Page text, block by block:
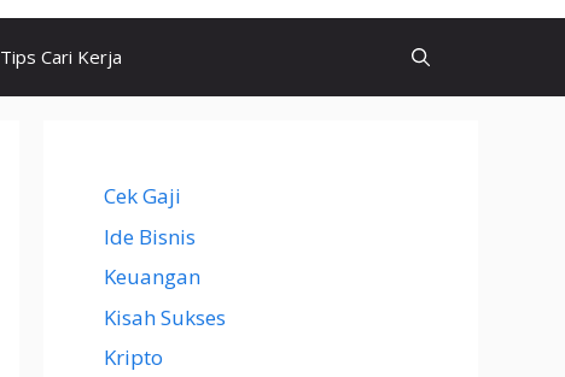
Tips Cari Kerja
Cek Gaji
Ide Bisnis
Keuangan
Kisah Sukses
Kripto